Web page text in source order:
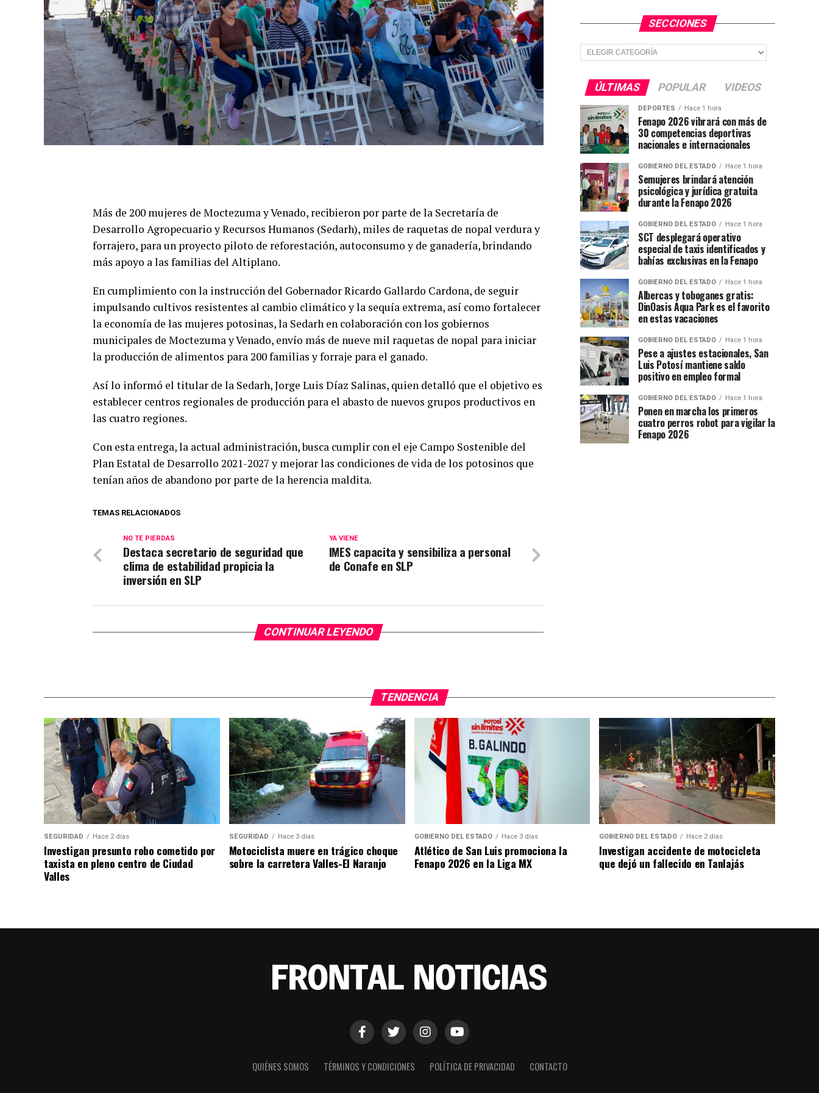
Más de 200 mujeres de Moctezuma y Venado, recibieron por parte de la Secretaría de
Desarrollo Agropecuario y Recursos Humanos (Sedarh), miles de raquetas de nopal verdura y
forrajero, para un proyecto piloto de reforestación, autoconsumo y de ganadería, brindando
más apoyo a las familias del Altiplano.
En cumplimiento con la instrucción del Gobernador Ricardo Gallardo Cardona, de seguir
impulsando cultivos resistentes al cambio climático y la sequía extrema, así como fortalecer
la economía de las mujeres potosinas, la Sedarh en colaboración con los gobiernos
municipales de Moctezuma y Venado, envío más de nueve mil raquetas de nopal para iniciar
la producción de alimentos para 200 familias y forraje para el ganado.
Así lo informó el titular de la Sedarh, Jorge Luis Díaz Salinas, quien detalló que el objetivo es
establecer centros regionales de producción para el abasto de nuevos grupos productivos en
las cuatro regiones.
Con esta entrega, la actual administración, busca cumplir con el eje Campo Sostenible del
Plan Estatal de Desarrollo 2021-2027 y mejorar las condiciones de vida de los potosinos que
tenían años de abandono por parte de la herencia maldita.
TEMAS RELACIONADOS
YA VIENE
IMES capacita y sensibiliza a personal
de Conafe en SLP
NO TE PIERDAS
Destaca secretario de seguridad que
clima de estabilidad propicia la
inversión en SLP
CONTINUAR LEYENDO
SECCIONES
Secciones
ÚLTIMAS POPULAR VIDEOS
DEPORTES Hace 1 hora
Fenapo 2026 vibrará con más de
30 competencias deportivas
nacionales e internacionales
GOBIERNO DEL ESTADO Hace 1 hora
Semujeres brindará atención
psicológica y jurídica gratuita
durante la Fenapo 2026
GOBIERNO DEL ESTADO Hace 1 hora
SCT desplegará operativo
especial de taxis identificados y
bahías exclusivas en la Fenapo
GOBIERNO DEL ESTADO Hace 1 hora
Albercas y toboganes gratis:
DinOasis Aqua Park es el favorito
en estas vacaciones
GOBIERNO DEL ESTADO Hace 1 hora
Pese a ajustes estacionales, San
Luis Potosí mantiene saldo
positivo en empleo formal
GOBIERNO DEL ESTADO Hace 1 hora
Ponen en marcha los primeros
cuatro perros robot para vigilar la
Fenapo 2026
TENDENCIA
SEGURIDAD Hace 2 días
Investigan presunto robo cometido por
taxista en pleno centro de Ciudad
Valles
SEGURIDAD Hace 3 días
Motociclista muere en trágico choque
sobre la carretera Valles-El Naranjo
GOBIERNO DEL ESTADO Hace 3 días
Atlético de San Luis promociona la
Fenapo 2026 en la Liga MX
GOBIERNO DEL ESTADO Hace 2 días
Investigan accidente de motocicleta
que dejó un fallecido en Tanlajás
QUIÉNES SOMOS TÉRMINOS Y CONDICIONES POLÍTICA DE PRIVACIDAD CONTACTO